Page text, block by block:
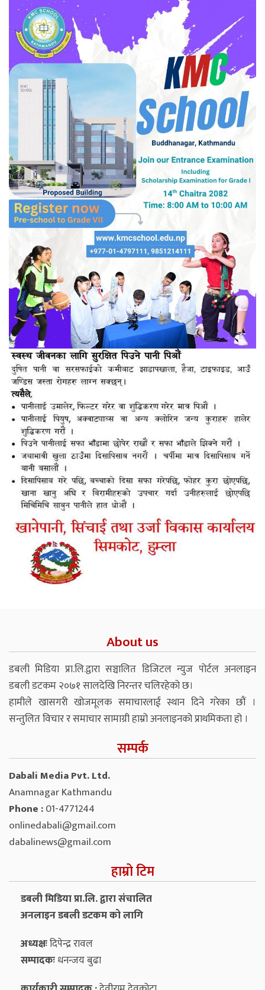
About us
डबली मिडिया प्रा.लि.द्वारा सञ्चालित डिजिटल न्युज पोर्टल अनलाइन
डबली डटकम २०७१ सालदेखि निरन्तर चलिरहेको छ।
हामीले खासगरी खोजमूलक समाचारलाई स्थान दिने गरेका छौं ।
सन्तुलित विचार र समाचार सामाग्री हाम्रो अनलाइनको प्राथमिकता हो ।
सम्पर्क
Dabali Media Pvt. Ltd.
Anamnagar Kathmandu
Phone :01-4771244
onlinedabali@gmail.com
dabalinews@gmail.com
हाम्रो टिम
डबली मिडिया प्रा.लि. द्वारा संचालित
अनलाइन डबली डटकम को लागि
अध्यक्षःदिपेन्द्र रावल
सम्पादकःधनन्‍जय बुढा